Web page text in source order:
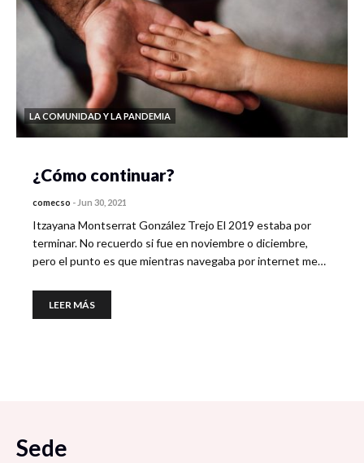
LA COMUNIDAD Y LA PANDEMIA
¿Cómo continuar?
comecso - Jun 30, 2021
Itzayana Montserrat González Trejo El 2019 estaba por
terminar. No recuerdo si fue en noviembre o diciembre,
pero el punto es que mientras navegaba por internet me…
LEER MÁS
Sede